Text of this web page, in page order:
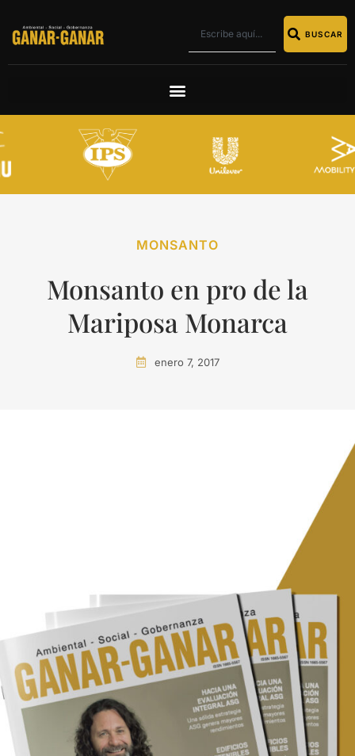
BUSCAR
MONSANTO
Monsanto en pro de la
Mariposa Monarca
enero 7, 2017